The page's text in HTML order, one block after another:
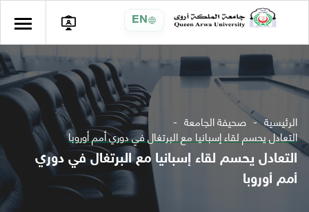
EN
الرئيسية صحيفة الجامعة
التعادل يحسم لقاء إسبانيا مع البرتغال في دوري أمم أوروبا
التعادل يحسم لقاء إسبانيا مع البرتغال في دوري
أمم أوروبا